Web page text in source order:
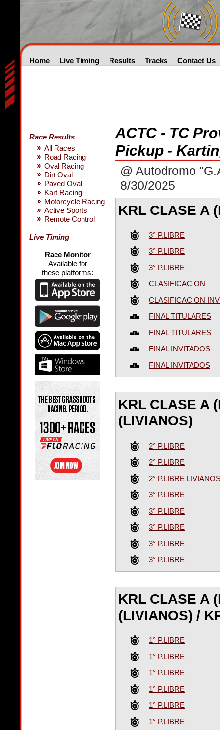
Home Live Timing Results Tracks Contact Us
Race Results
All Races
Road Racing
Oval Racing
Dirt Oval
Paved Oval
Kart Racing
Motorcycle Racing
Active Sports
Remote Control
Live Timing
Race Monitor
Available for
these platforms:
ACTC - TC
Pickup -
@ Autodromo
8/30/2025
KRL CLASE A
3° P.LIBRE
3° P.LIBRE
3° P.LIBRE
CLASIFICACION
CLASIFICACION
FINAL TITULARES
FINAL TITULARES
FINAL INVITADOS
FINAL INVITADOS
KRL CLASE A
(LIVIANOS)
2° P.LIBRE
2° P.LIBRE
2° P.LIBRE
3° P.LIBRE
3° P.LIBRE
3° P.LIBRE
3° P.LIBRE
3° P.LIBRE
KRL CLASE A
(LIVIANOS) /
1° P.LIBRE
1° P.LIBRE
1° P.LIBRE
1° P.LIBRE
1° P.LIBRE
1° P.LIBRE